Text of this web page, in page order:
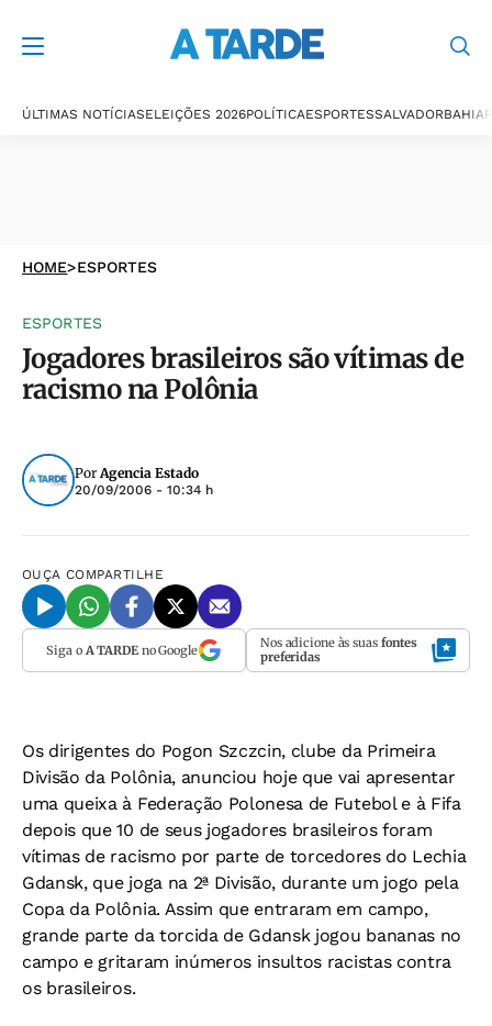
ÚLTIMAS NOTÍCIASELEIÇÕES 2026POLÍTICAESPORTESSALVADORBAHIA
HOME>ESPORTES
ESPORTES
Jogadores brasileiros são vítimas de
racismo na Polônia
PorAgencia Estado
20/09/2006 - 10:34 h
OUÇA COMPARTILHE
Siga o A TARDEno Google Nos adicione às suas fontes
preferidas
Os dirigentes do Pogon Szczcin, clube da Primeira
Divisão da Polônia, anunciou hoje que vai apresentar
uma queixa à Federação Polonesa de Futebol e à Fifa
depois que 10 de seus jogadores brasileiros foram
vítimas de racismo por parte de torcedores do Lechia
Gdansk, que joga na 2ª Divisão, durante um jogo pela
Copa da Polônia. Assim que entraram em campo,
grande parte da torcida de Gdansk jogou bananas no
campo e gritaram inúmeros insultos racistas contra
os brasileiros.